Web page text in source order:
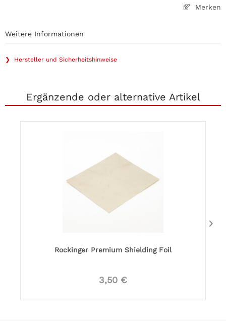
Merken
Weitere Informationen
❯ Hersteller und Sicherheitshinweise
Ergänzende oder alternative Artikel
Rockinger Premium Shielding Foil
3,50 €